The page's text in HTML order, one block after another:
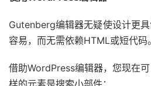
Gutenberg编辑器无疑使设计更
容易，而无需依赖HTML或短代码。
借助WordPress编辑器，您现在
样的元素是搜索小部件：